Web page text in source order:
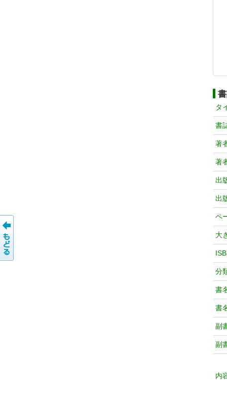
タ
書
著
著
出
出
ペ
大
分
書
書
副
副
内